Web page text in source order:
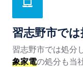
習志野市で
習志野市では処分
象家電の処分も当